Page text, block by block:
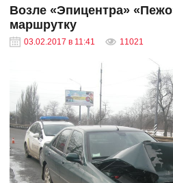
Возле «Эпицентра»
маршрутку
03.02.2017 в 11:41 11021